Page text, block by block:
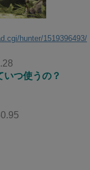
hunter/1519396493/
つ使うの？